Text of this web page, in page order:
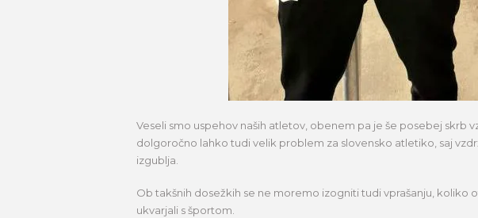
Veseli smo uspehov naših atletov, obenem pa je še posebej skrb
dolgoročno lahko tudi velik problem za slovensko atletiko, saj
izgublja.
Ob takšnih dosežkih se ne moremo izogniti tudi vprašanju, koliko
ukvarjali s športom.